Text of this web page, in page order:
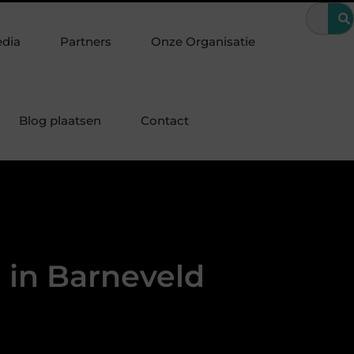
Wanneer is een kroon de beste oplossing voor
Partners Onze Organisatie
Blog plaatsen Contact
Barneveld